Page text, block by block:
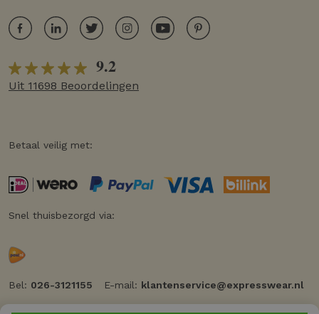
9.2
Uit 11698 Beoordelingen
Betaal veilig met:
Snel thuisbezorgd via:
Bel: 026-3121155 E-mail: klantenservice@expresswear.nl